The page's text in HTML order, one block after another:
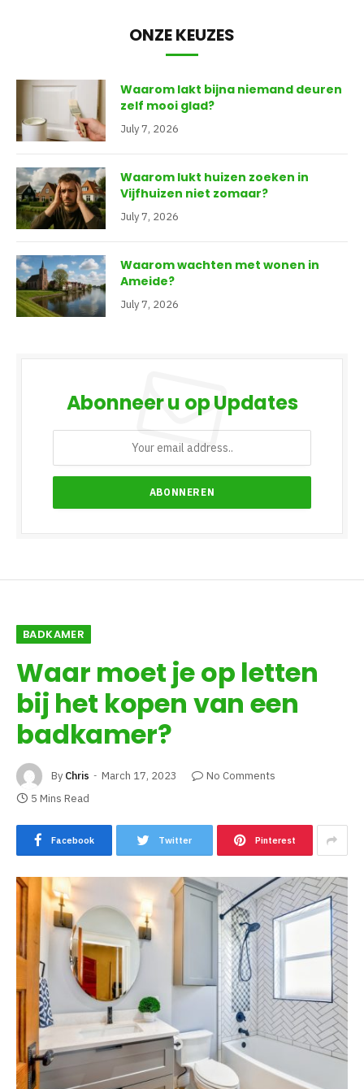
ONZE KEUZES
Waarom lakt bijna niemand deuren
zelf mooi glad?
July 7, 2026
Waarom lukt huizen zoeken in
Vijfhuizen niet zomaar?
July 7, 2026
Waarom wachten met wonen in
Ameide?
July 7, 2026
Abonneer u op Updates
BADKAMER
Waar moet je op letten
bij het kopen van een
badkamer?
By Chris March 17, 2023
No Comments
5 Mins Read
Facebook Twitter Pinterest